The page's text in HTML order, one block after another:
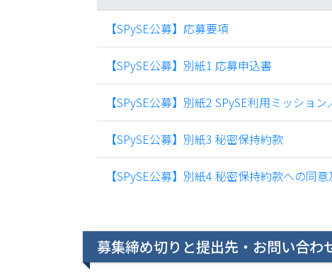
【SPySE公募】応募要項
【SPySE公募】別紙1 応募申込書
【SPySE公募】別紙2 SPySE利用ミッショ
【SPySE公募】別紙3 秘密保持約款
【SPySE公募】別紙4 秘密保持約款への同
募集締め切りと提出先・お問い合わ